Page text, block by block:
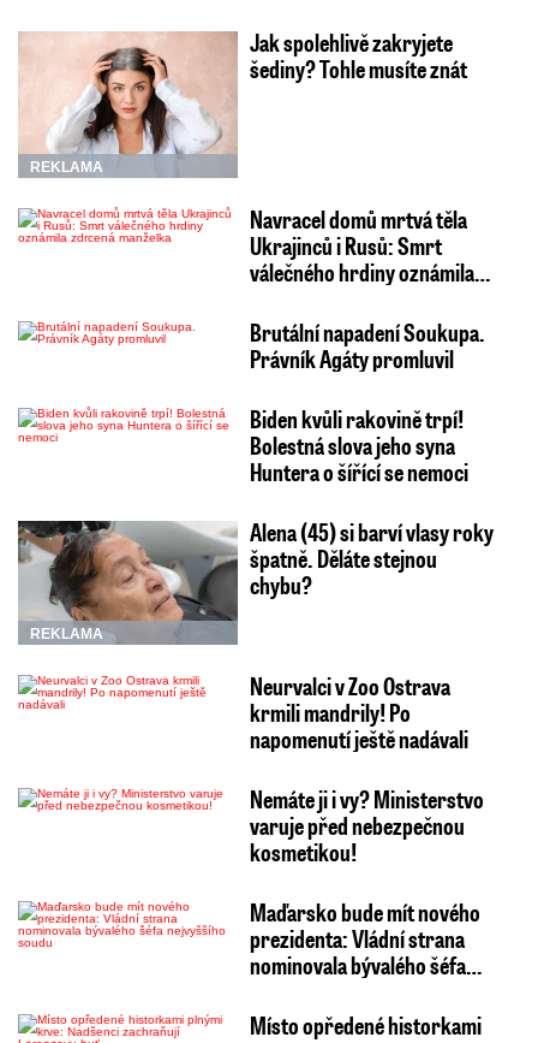
REKLAMA
Jak spolehlivě zakryjete
šediny? Tohle musíte znát
Navracel domů mrtvá těla
Ukrajinců i Rusů: Smrt
válečného hrdiny oznámila…
Brutální napadení Soukupa.
Právník Agáty promluvil
Biden kvůli rakovině trpí!
Bolestná slova jeho syna
Huntera o šířící se nemoci
REKLAMA
Alena (45) si barví vlasy roky
špatně. Děláte stejnou
chybu?
Neurvalci v Zoo Ostrava
krmili mandrily! Po
napomenutí ještě nadávali
Nemáte ji i vy? Ministerstvo
varuje před nebezpečnou
kosmetikou!
Maďarsko bude mít nového
prezidenta: Vládní strana
nominovala bývalého šéfa…
Místo opředené historkami